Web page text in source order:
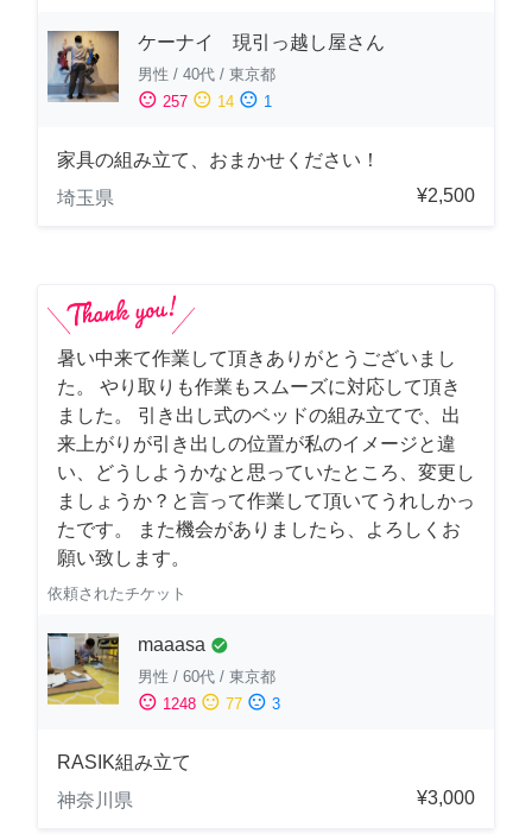
ケーナイ 現引っ越し屋さん
男性 / 40代 / 東京都
sentiment_satisfied 257 sentiment_neutral 14 sentiment_dissatisfied 1
家具の組み立て、おまかせください！
埼玉県
¥2,500
暑い中来て作業して頂きありがとうございまし
た。 やり取りも作業もスムーズに対応して頂き
ました。 引き出し式のベッドの組み立てで、出
来上がりが引き出しの位置が私のイメージと違
い、どうしようかなと思っていたところ、変更し
ましょうか？と言って作業して頂いてうれしかっ
たです。 また機会がありましたら、よろしくお
願い致します。
依頼されたチケット
maaasa check_circle
男性 / 60代 / 東京都
sentiment_satisfied 1248 sentiment_neutral 77 sentiment_dissatisfied 3
RASIK組み立て
神奈川県
¥3,000